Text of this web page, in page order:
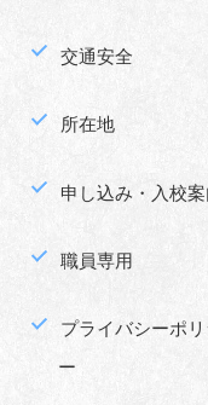
交通安全
所在地
申し込み・入校案
職員専用
プライバシーポリ
ー